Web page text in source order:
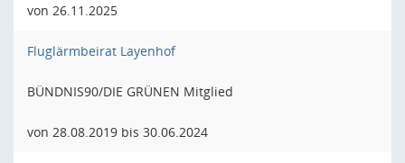
von 26.11.2025
Fluglärmbeirat Layenhof
BÜNDNIS90/DIE GRÜNEN Mitglied
von 28.08.2019 bis 30.06.2024